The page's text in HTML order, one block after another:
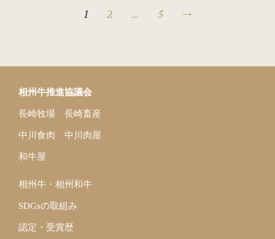
1 2 … 5
相州牛推進協議会
長崎牧場 長崎畜産
中川食肉 中川肉屋
和牛屋
相州牛・相州和牛
SDGsの取組み
認定・受賞歴